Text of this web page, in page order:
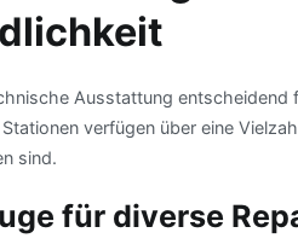
Ausstattung entscheidend
verfügen über eine
sind.
für diverse